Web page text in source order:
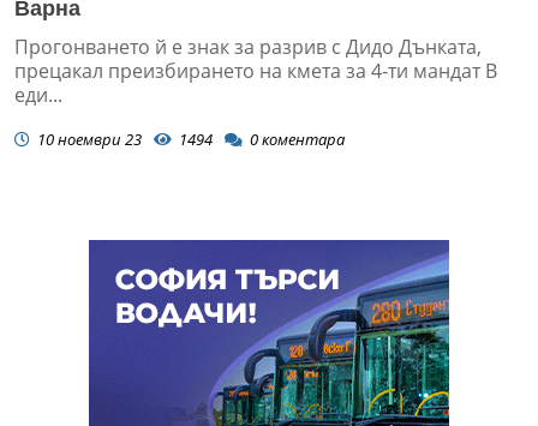
Варна
Прогонването й е знак за разрив с Дидо Дънката,
прецакал преизбирането на кмета за 4-ти мандат В
еди...
10 ноември 23 1494 0коментара